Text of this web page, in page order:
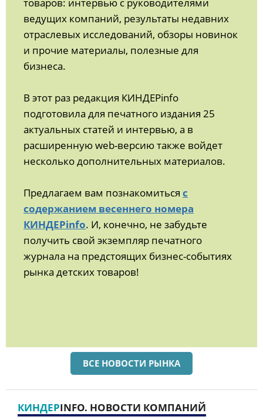
ведущих компаний, результаты недавних
отраслевых исследований, обзоры новинок
и прочие материалы, полезные для
бизнеса.
В этот раз редакция КИНДЕРinfo
подготовила для печатного издания 25
актуальных статей и интервью, а в
расширенную web-версию также войдет
несколько дополнительных материалов.
Предлагаем вам познакомиться с
содержанием весеннего номера
КИНДЕРinfo. И, конечно, не забудьте
получить свой экземпляр печатного
журнала на предстоящих бизнес-событиях
рынка детских товаров!
ВСЕ НОВОСТИ РЫНКА
КИНДЕРINFO. НОВОСТИ КОМПАНИЙ